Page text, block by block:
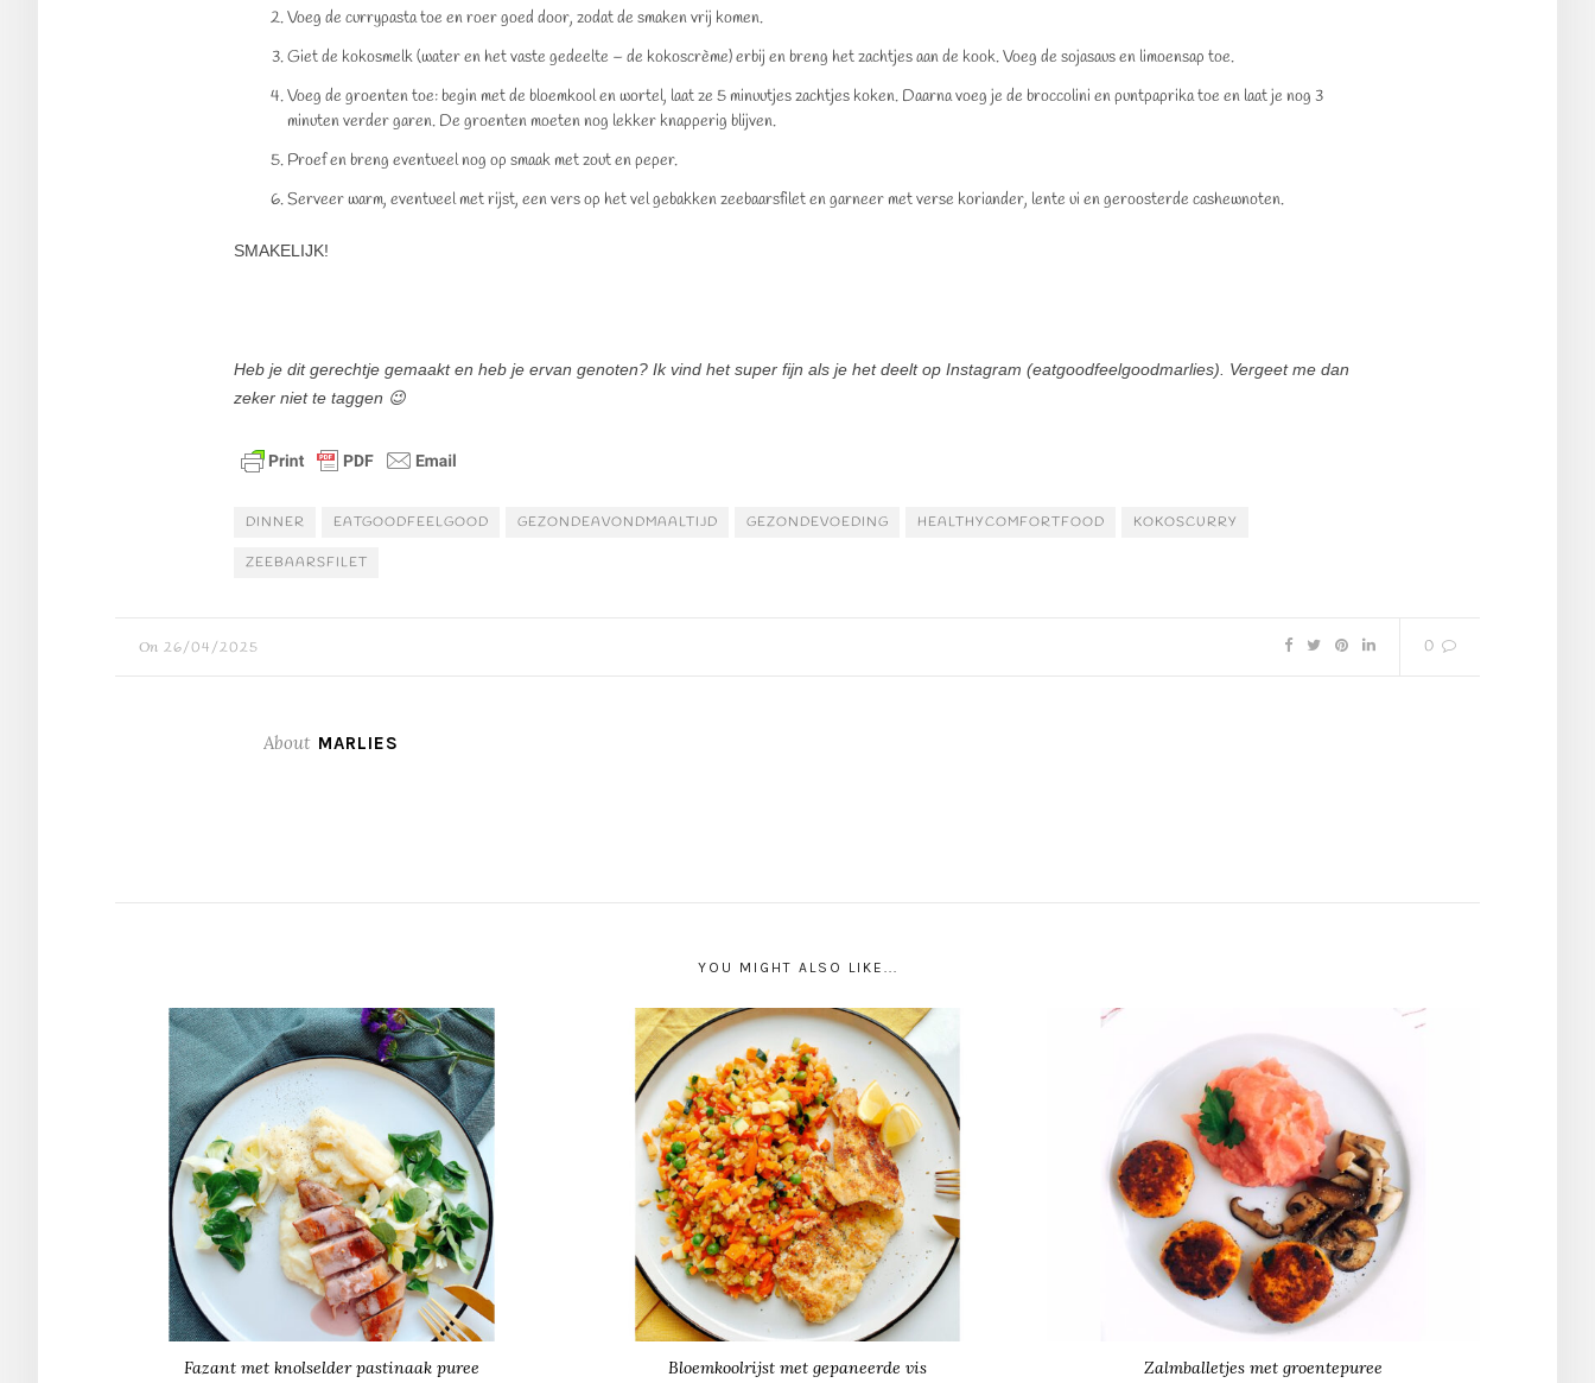
Voeg de currypasta toe en roer goed door, zodat de smaken vrij komen.
Giet de kokosmelk (water en het vaste gedeelte – de kokoscrème) erbij en breng het zachtjes aan de kook. Voeg de sojasaus en limoensap toe.
Voeg de groenten toe: begin met de bloemkool en wortel, laat ze 5 minuutjes zachtjes koken. Daarna voeg je de broccolini en puntpaprika toe en laat je nog 3
minuten verder garen. De groenten moeten nog lekker knapperig blijven.
Proef en breng eventueel nog op smaak met zout en peper.
Serveer warm, eventueel met rijst, een vers op het vel gebakken zeebaarsfilet en garneer met verse koriander, lente ui en geroosterde cashewnoten.
SMAKELIJK!
Heb je dit gerechtje gemaakt en heb je ervan genoten? Ik vind het super fijn als je het deelt op Instagram (eatgoodfeelgoodmarlies). Vergeet me dan
zeker niet te taggen 😉
DINNER EATGOODFEELGOOD GEZONDEAVONDMAALTIJD GEZONDEVOEDING HEALTHYCOMFORTFOOD KOKOSCURRY
ZEEBAARSFILET
On 26/04/2025 0
About MARLIES
YOU MIGHT ALSO LIKE...
Fazant met knolselder pastinaak puree Bloemkoolrijst met gepaneerde vis Zalmballetjes met groentepuree